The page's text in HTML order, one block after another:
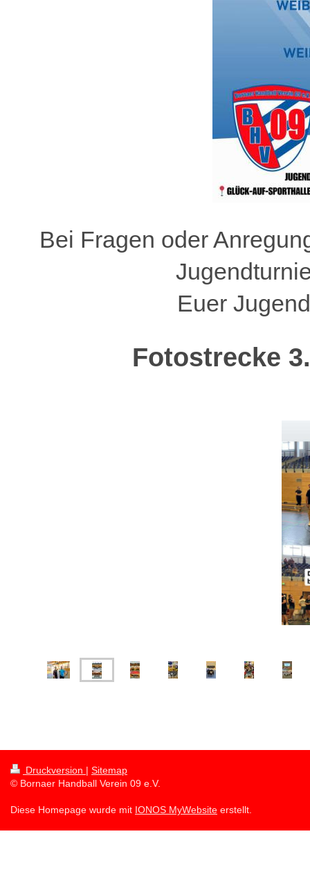
Bei Fragen oder
Euer
Fotostrecke
Druckversion | Sitemap
© Bornaer Handball Verein 09 e.V.
Diese Homepage wurde mit IONOS MyWebsite erstellt.